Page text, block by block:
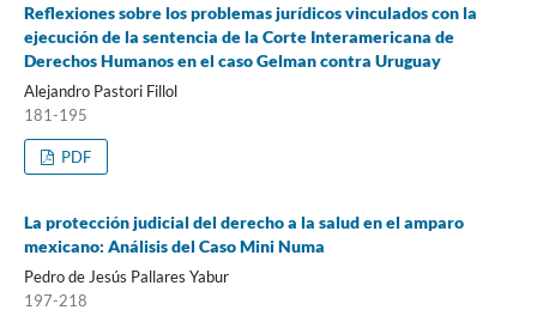
Reflexiones sobre los problemas jurídicos vinculados con la
ejecución de la sentencia de la Corte Interamericana de
Derechos Humanos en el caso Gelman contra Uruguay
Alejandro Pastori Fillol
181-195
PDF
La protección judicial del derecho a la salud en el amparo
mexicano: Análisis del Caso Mini Numa
Pedro de Jesús Pallares Yabur
197-218